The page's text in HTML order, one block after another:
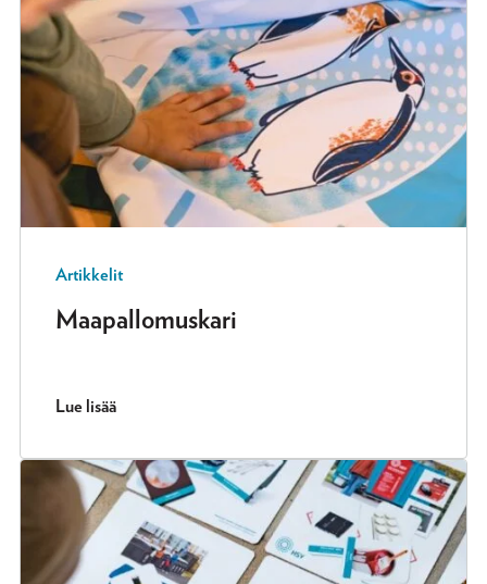
Artikkelit
Maapallomuskari
Lue lisää